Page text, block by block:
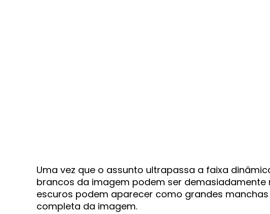
Uma vez que o assunto ultrapassa a faixa
brancos da imagem podem ser demasiadamente
escuros podem aparecer como grandes
completa da imagem.